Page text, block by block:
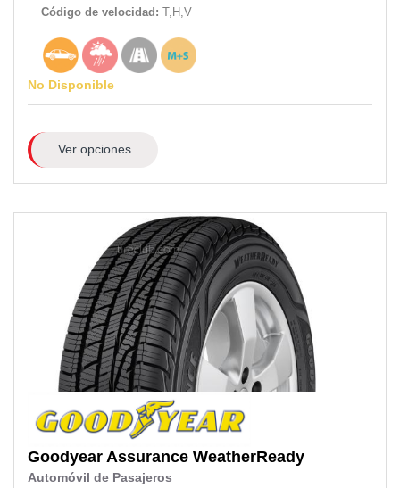
Código de velocidad: T,H,V
No Disponible
Ver opciones
Goodyear Assurance WeatherReady
Automóvil de Pasajeros